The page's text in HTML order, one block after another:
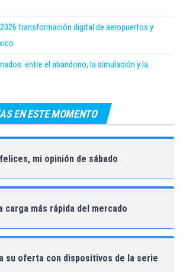
transformación digital de aeropuertos y
entre el abandono, la simulación y la
EN ESTE MOMENTO
mi opinión de sábado
carga más rápida del mercado
su oferta con dispositivos de la serie